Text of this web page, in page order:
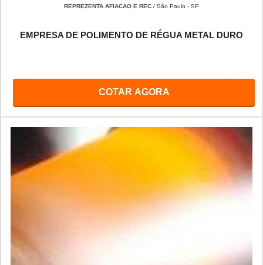
REPREZENTA AFIACAO E REC / São Paulo - SP
EMPRESA DE POLIMENTO DE RÉGUA METAL DURO
COTAR AGORA